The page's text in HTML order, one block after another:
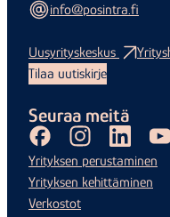
info@posintra.fi
Uusyrityskeskus
Tilaa uutiskirje
Seuraa meitä
FacebookInstagramLinkedIn
Yrityksen perustaminen
Yrityksen kehittäminen
Verkostot